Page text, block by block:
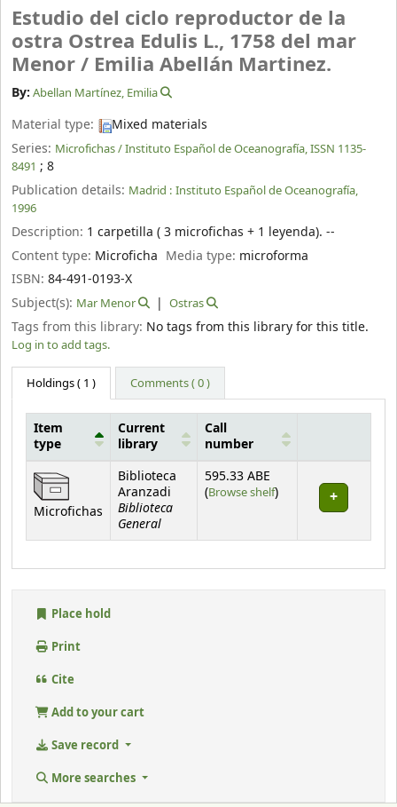
Estudio del ciclo reproductor de la
ostra Ostrea Edulis L., 1758 del mar
Menor / Emilia Abellán Martinez.
By: Abellan Martínez, Emilia
Material type:
Mixed materials
Series: Microfichas / Instituto Español de Oceanografía, ISSN 1135-
8491 ; 8
Publication details: Madrid : Instituto Español de Oceanografía,
1996
Description: 1 carpetilla ( 3 microfichas + 1 leyenda). --
Content type: Microficha Media type: microforma
ISBN: 84-491-0193-X
Subject(s): Mar Menor Ostras
Tags from this library: No tags from this library for this title.
Log in to add tags.
Holdings( 1 ) Comments ( 0 )
Holdings
Item
type
Current
library
Call
number
Microfichas
Biblioteca
Aranzadi
Biblioteca
General
595.33 ABE
(Browse shelf(Opens below)
)
Place hold
Print
Cite
Add to your cart
Save record
More searches